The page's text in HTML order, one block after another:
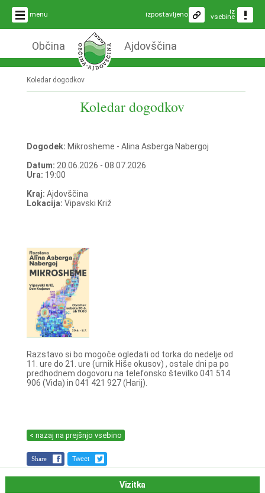
menu iz
vsebine
izpostavljeno
Občina Ajdovščina
Koledar dogodkov
Koledar dogodkov
Dogodek: Mikrosheme - Alina Asberga Nabergoj
Datum: 20.06.2026 - 08.07.2026
Ura: 19:00
Kraj: Ajdovščina
Lokacija: Vipavski Križ
Razstavo si bo mogoče ogledati od torka do nedelje od
11. ure do 21. ure (urnik Hiše okusov) , ostale dni pa po
predhodnem dogovoru na telefonsko številko 041 514
906 (Vida) in 041 421 927 (Harij).
< nazaj na prejšnjo vsebino
Share Tweet
Vizitka